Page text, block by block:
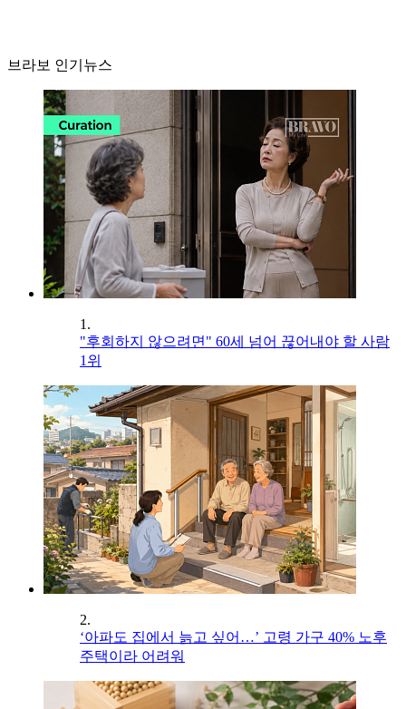
브라보 인기뉴스
1.
"후회하지 않으려면" 60세 넘어 끊어내야 할 사람
1위
2.
‘아파도 집에서 늙고 싶어…’ 고령 가구 40% 노후
주택이라 어려워